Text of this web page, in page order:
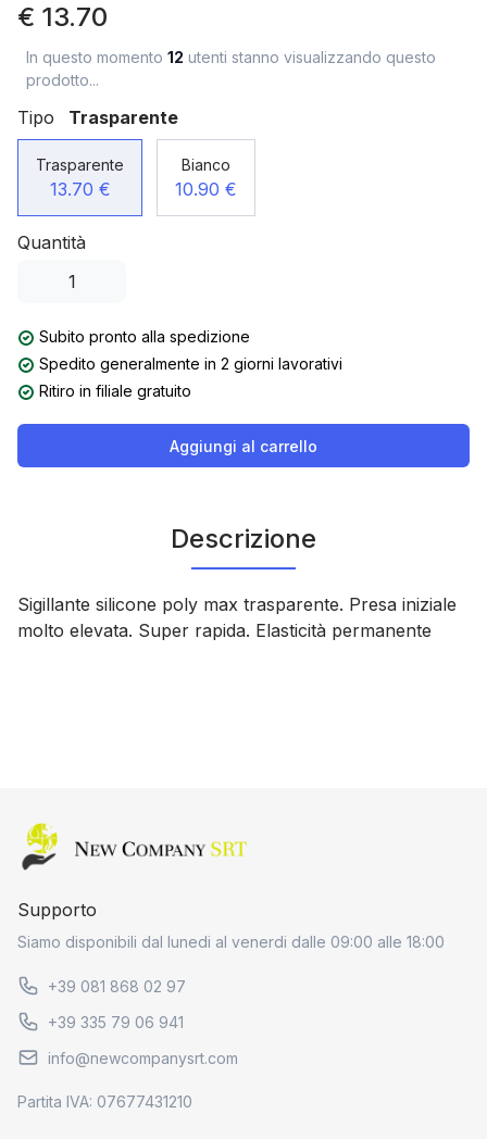
€ 13.70
In questo momento 12 utenti stanno visualizzando questo
prodotto...
Tipo Trasparente
Trasparente
13.70 €
Bianco
10.90 €
Quantità
Subito pronto alla spedizione
Spedito generalmente in 2 giorni lavorativi
Ritiro in filiale gratuito
Aggiungi al carrello
Descrizione
Sigillante silicone poly max trasparente. Presa iniziale
molto elevata. Super rapida. Elasticità permanente
Home page
Supporto
Siamo disponibili dal lunedi al venerdi dalle 09:00 alle 18:00
+39 081 868 02 97
+39 335 79 06 941
info@newcompanysrt.com
Partita IVA: 07677431210